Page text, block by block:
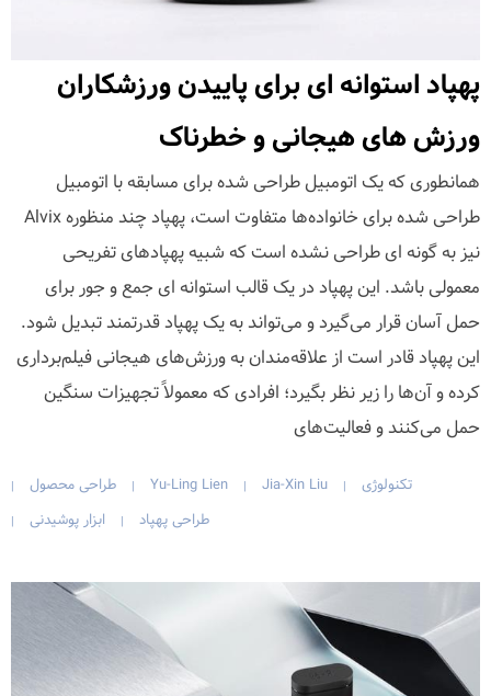
پهپاد استوانه ای برای پاییدن ورزشکاران
ورزش های هیجانی و خطرناک
همانطوری که یک اتومبیل طراحی شده برای مسابقه با اتومبیل
طراحی شده برای خانواده‌ها متفاوت است، پهپاد چند منظوره Alvix
نیز به گونه ای طراحی نشده است که شبیه پهپادهای تفریحی
معمولی باشد. این پهپاد در یک قالب استوانه ای جمع و جور برای
حمل آسان قرار می‌گیرد و می‌تواند به یک پهپاد قدرتمند تبدیل شود.
این پهپاد قادر است از علاقه‌مندان به ورزش‌های هیجانی فیلم‌برداری
کرده و آن‌ها را زیر نظر بگیرد؛ افرادی که معمولاً تجهیزات سنگین
حمل می‌کنند و فعالیت‌های
تکنولوژی |
Jia-Xin Liu
|
Yu-Ling Lien
| طراحی محصول |
طراحی پهپاد | ابزار پوشیدنی |